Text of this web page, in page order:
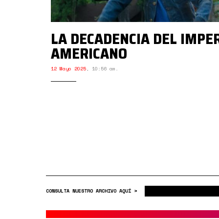
LA DECADENCIA DEL
AMERICANO
12 Mayo 2025, 10:56 am.
CONSULTA NUESTRO ARCHIVO AQUÍ >